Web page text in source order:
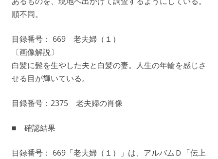
順不同。
目録番号： 669 老夫婦（１）
〔画像解説〕
白髪に髭を生やした夫と白髪の妻。人生の年輪を感じさ
せる目が輝いている。
目録番号：2375 老夫婦の肖像
■ 確認結果
目録番号： 669「老夫婦（１）」は、アルバムＤ「伝上